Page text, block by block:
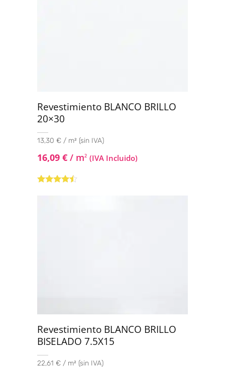
Revestimiento BLANCO BRILLO
20×30
13,30 € / m² (sin IVA)
16,09 € / m2 (IVA Incluido)
Revestimiento BLANCO BRILLO
BISELADO 7.5X15
22,61 € / m² (sin IVA)